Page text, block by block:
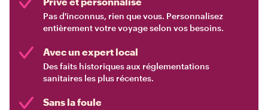
Pas d'inconnus, rien que vous. Personnalisez
entièrement votre voyage selon vos besoins.
Avec un expert local
Des faits historiques aux réglementations
sanitaires les plus récentes.
Sans la foule